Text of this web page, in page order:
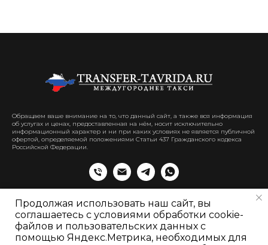
Обращаем ваше внимание на то, что данный сайт, а также вся информация
об услугах и ценах, предоставленная на нём, носит исключительно
информационный характер и ни при каких условиях не является публичной
офертой, определяемой положениями Статьи 437 Гражданского кодекса
Российской Федерации.
Продолжая использовать наш сайт, вы
соглашаетесь с условиями обработки cookie-
файлов и пользовательских данных с
помощью Яндекс.Метрика, необходимых для